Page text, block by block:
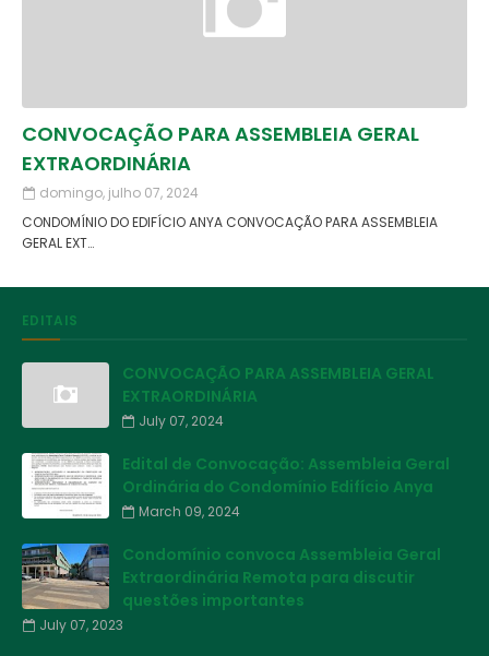
CONVOCAÇÃO PARA ASSEMBLEIA GERAL
EXTRAORDINÁRIA
domingo, julho 07, 2024
CONDOMÍNIO DO EDIFÍCIO ANYA CONVOCAÇÃO PARA ASSEMBLEIA
GERAL EXT…
EDITAIS
CONVOCAÇÃO PARA ASSEMBLEIA GERAL
EXTRAORDINÁRIA
July 07, 2024
Edital de Convocação: Assembleia Geral
Ordinária do Condomínio Edifício Anya
March 09, 2024
Condomínio convoca Assembleia Geral
Extraordinária Remota para discutir
questões importantes
July 07, 2023